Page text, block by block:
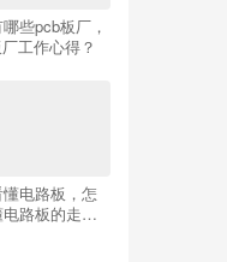
些pcb板厂，
工作心得？
电路板，怎
路板的走